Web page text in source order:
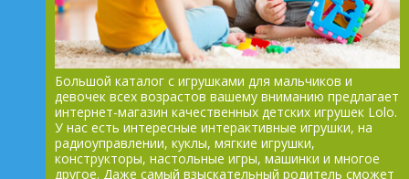
Большой каталог с игрушками для мальчиков и
девочек всех возрастов вашему вниманию предлагает
интернет-магазин качественных детских игрушек Lolo.
У нас есть интересные интерактивные игрушки, на
радиоуправлении, куклы, мягкие игрушки,
конструкторы, настольные игры, машинки и многое
другое. Даже самый взыскательный родитель сможет